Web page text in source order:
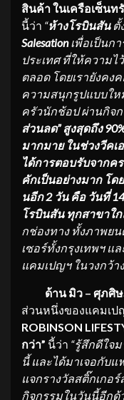
สินค้า ในเครือเซ็นท
นี้ว่า “ห้างโรบินสันตั้
Salesationเพื่อเป็นก
ประเทศ ที่ให้ความไ
ตลอด โดยเรายังคง
ความสนุกรูปแบบให
ครัวนักช้อป ผ่านกิจ
ส่วนลด”สูงสุดถึง
มากมาย ในช่วงวีค
ได้การตอบรับจากค
คักเป็นอย่างมาก โด
นอีก 2 วัน คือ วันที่
โรบินสัน ทุกสาขาใ
กช่องทาง ทั้งภาพย
เซอร์ทั้งกรุงเทพฯ แ
แคมเปญฯ ในวงกว้
ด้าน มิว – ศุภศิ
ส่วนหนึ่งของแคมเป
ROBINSON
กว่า” นี้ว่า “รู้สึกดีใจ
นี้และได้มาเจอกับแ
แจกรางวัลสติ๊กเกอร์
กิจกรรมในวันนี้อีกด้